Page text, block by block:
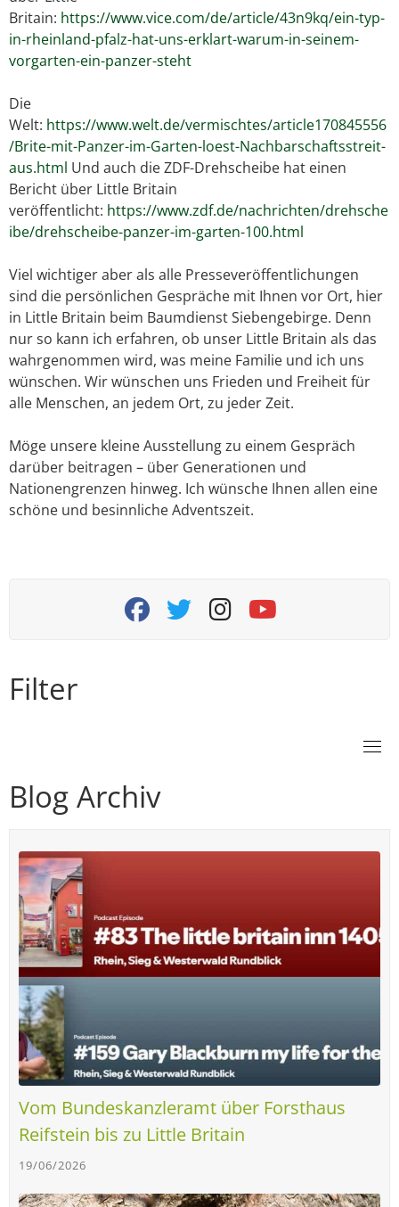
Britain: https://www.vice.com/de/article/43n9kq/ein-typ-
in-rheinland-pfalz-hat-uns-erklart-warum-in-seinem-
vorgarten-ein-panzer-steht
Die
Welt: https://www.welt.de/vermischtes/article170845556
/Brite-mit-Panzer-im-Garten-loest-Nachbarschaftsstreit-
aus.html Und auch die ZDF-Drehscheibe hat einen
Bericht über Little Britain
veröffentlicht: https://www.zdf.de/nachrichten/drehsche
ibe/drehscheibe-panzer-im-garten-100.html
Viel wichtiger aber als alle Presseveröffentlichungen
sind die persönlichen Gespräche mit Ihnen vor Ort, hier
in Little Britain beim Baumdienst Siebengebirge. Denn
nur so kann ich erfahren, ob unser Little Britain als das
wahrgenommen wird, was meine Familie und ich uns
wünschen. Wir wünschen uns Frieden und Freiheit für
alle Menschen, an jedem Ort, zu jeder Zeit.
Möge unsere kleine Ausstellung zu einem Gespräch
darüber beitragen – über Generationen und
Nationengrenzen hinweg. Ich wünsche Ihnen allen eine
schöne und besinnliche Adventszeit.
fab fa-facebook
fab fa-twitterfab fa-instagram
Filter
Blog Archiv
Vom Bundeskanzleramt über Forsthaus
Reifstein bis zu Little Britain
19/06/2026